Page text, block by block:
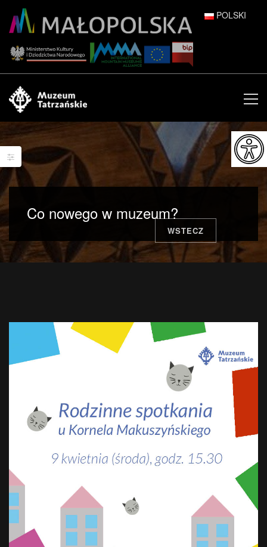
POLSKI
ENGLISH
ESPAÑOL
FRANÇAIS
ITALIANO
日本語
Co nowego w muzeum?
WSTECZ